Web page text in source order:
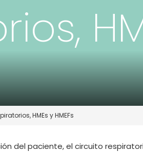
HMEs y HMEFs
del paciente, el circuito